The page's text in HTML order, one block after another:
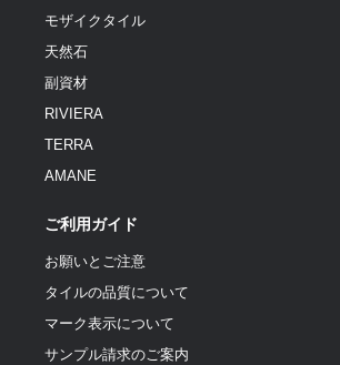
モザイクタイル
天然石
副資材
RIVIERA
TERRA
AMANE
ご利用ガイド
お願いとご注意
タイルの品質について
マーク表示について
サンプル請求のご案内